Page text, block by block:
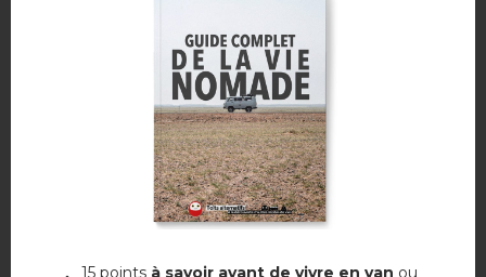
prévoir un peu large, c’est malin. Car entre la météo
capricieuse, l’ombre des arbres et les journées d’hiver, mieux
vaut ne pas être trop juste. Et si vous hésitez entre deux
puissances, prenez la plus grande. Sauf si vous aimez dîner à la
COMMENT INSTALLER UN PANNEAU
15 points à savoir avant de vivre en van ou